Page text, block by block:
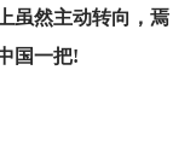
虽然主动转向，焉
国一把!